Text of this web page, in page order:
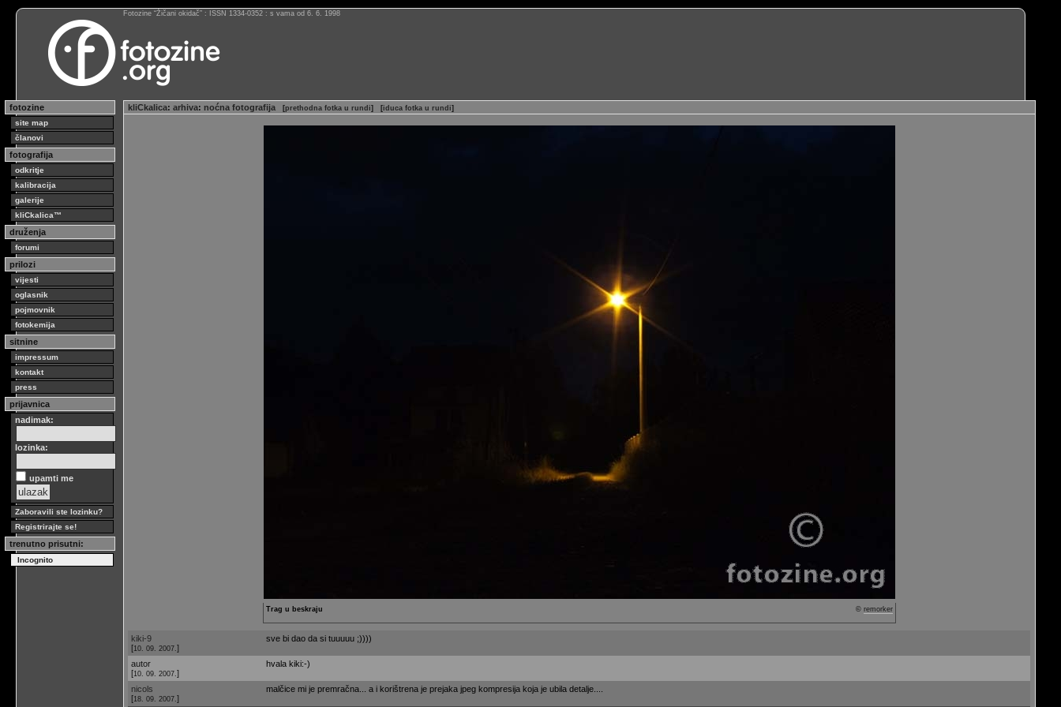
Fotozine “Žičani okidač” : ISSN 1334-0352 : s vama od 6. 6. 1998
fotozine
site map
članovi
fotografija
odkritje
kalibracija
galerije
kliCkalica™
druženja
forumi
prilozi
vijesti
oglasnik
pojmovnik
fotokemija
sitnine
impressum
kontakt
press
prijavnica
nadimak:
lozinka:
upamti me
Zaboravili ste lozinku?
Registrirajte se!
trenutno prisutni:
Incognito
kliCkalica: arhiva: noćna fotografija [prethodna fotka u rundi] [iduca fotka u rundi]
© remorker
Trag u beskraju
kiki-9
[10. 09. 2007. ]
sve bi dao da si tuuuuu ;))))
autor
[10. 09. 2007. ]
hvala kiki:-)
nicols
[18. 09. 2007. ]
malčice mi je premračna... a i korištrena je prejaka jpeg kompresija koja je ubila detalje....